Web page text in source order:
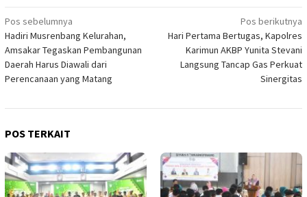
Navigasi
pos
Pos sebelumnya
Hadiri Musrenbang Kelurahan,
Amsakar Tegaskan Pembangunan
Daerah Harus Diawali dari
Perencanaan yang Matang
Pos berikutnya
Hari Pertama Bertugas, Kapolres
Karimun AKBP Yunita Stevani
Langsung Tancap Gas Perkuat
Sinergitas
POS TERKAIT